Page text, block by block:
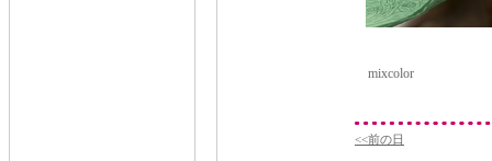
mixcolor
<<前の日